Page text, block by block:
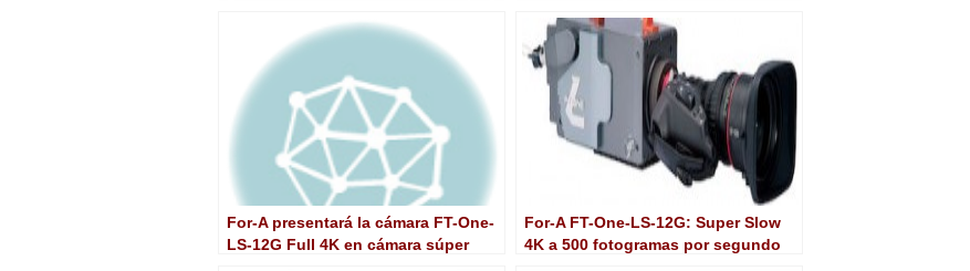
For-A presentará la cámara FT-One-
LS-12G Full 4K en cámara súper
For-A FT-One-LS-12G: Super Slow
4K a 500 fotogramas por segundo